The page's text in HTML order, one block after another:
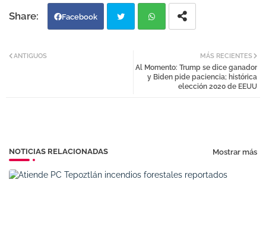
Facebook
atsa
MÁS RECIENTES
Al Momento: Trump se dice ganador
y Biden pide paciencia; histórica
elección 2020 de EEUU
ANTIGUOS
NOTICIAS RELACIONADAS Mostrar más